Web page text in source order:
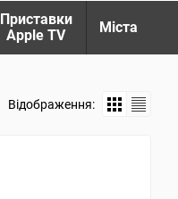
Приставки
Apple TV
Міста
Відображення: